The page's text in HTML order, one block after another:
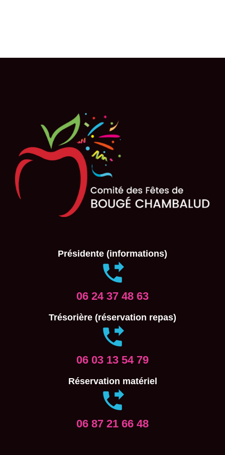
Présidente (informations)
06 24 37 48 63
Trésorière (réservation repas)
06 03 13 54 79
Réservation matériel
06 87 21 66 48